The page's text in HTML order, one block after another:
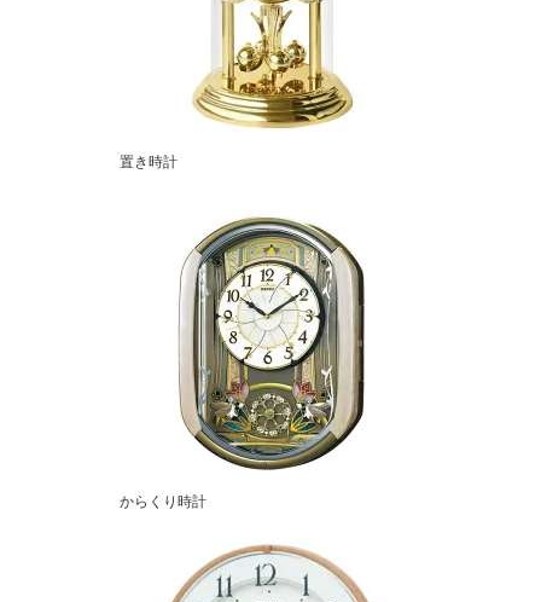
置き時計
からくり時計